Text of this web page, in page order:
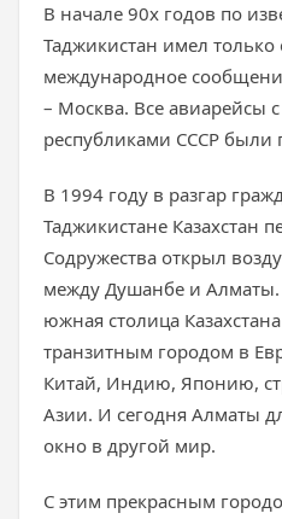
В начале 90х годов по
Таджикистан имел
международное
– Москва. Все авиарейсы
республиками СССР были
В 1994 году в разгар
Таджикистане Казахстан
Содружества открыл
между Душанбе и Алматы.
южная столица
транзитным городом в
Китай, Индию, Японию,
Азии. И сегодня Алматы
окно в другой мир.
С этим прекрасным